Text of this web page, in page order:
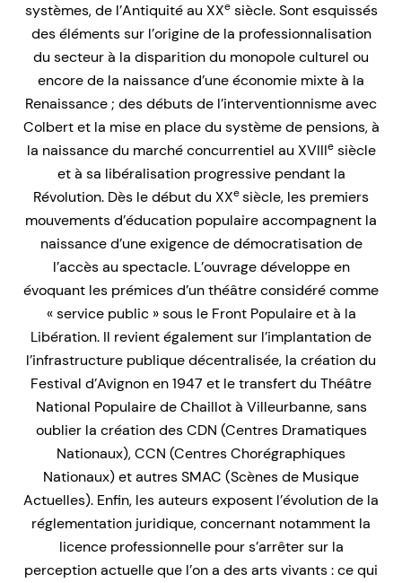
systèmes, de l’Antiquité au XXesiècle. Sont esquissés
des éléments sur l’origine de la professionnalisation
du secteur à la disparition du monopole culturel ou
encore de la naissance d’une économie mixte à la
Renaissance ; des débuts de l’interventionnisme avec
Colbert et la mise en place du système de pensions, à
la naissance du marché concurrentiel au XVIIIesiècle
et à sa libéralisation progressive pendant la
Révolution. Dès le début du XXesiècle, les premiers
mouvements d’éducation populaire accompagnent la
naissance d’une exigence de démocratisation de
l’accès au spectacle. L’ouvrage développe en
évoquant les prémices d’un théâtre considéré comme
« service public » sous le Front Populaire et à la
Libération. Il revient également sur l’implantation de
l’infrastructure publique décentralisée, la création du
Festival d’Avignon en 1947 et le transfert du Théâtre
National Populaire de Chaillot à Villeurbanne, sans
oublier la création des CDN (Centres Dramatiques
Nationaux), CCN (Centres Chorégraphiques
Nationaux) et autres SMAC (Scènes de Musique
Actuelles). Enfin, les auteurs exposent l’évolution de la
réglementation juridique, concernant notamment la
licence professionnelle pour s’arrêter sur la
perception actuelle que l’on a des arts vivants : ce qui